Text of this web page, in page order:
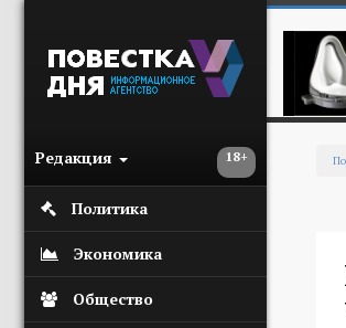
18+
Редакция
Политика
Экономика
Общество